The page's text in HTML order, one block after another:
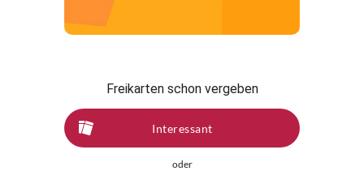
Freikarten schon vergeben
Interessant
oder